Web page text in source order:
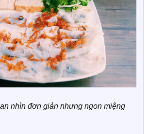
nhìn đơn giản nhưng ngon miệng